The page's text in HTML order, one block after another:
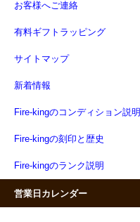
お客様へご連絡
有料ギフトラッピング
サイトマップ
新着情報
Fire-kingのコンディション説明
Fire-kingの刻印と歴史
Fire-kingのランク説明
営業日カレンダー